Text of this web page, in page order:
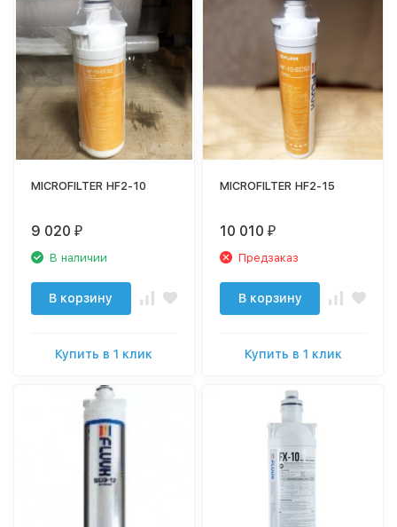
MICROFILTER HF2-10
9 020 ₽
В наличии
В корзину
Купить в 1 клик
MICROFILTER HF2-15
10 010 ₽
Предзаказ
В корзину
Купить в 1 клик